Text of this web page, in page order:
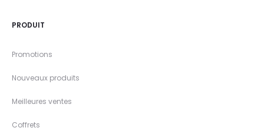
PRODUIT
Promotions
Nouveaux produits
Meilleures ventes
Coffrets